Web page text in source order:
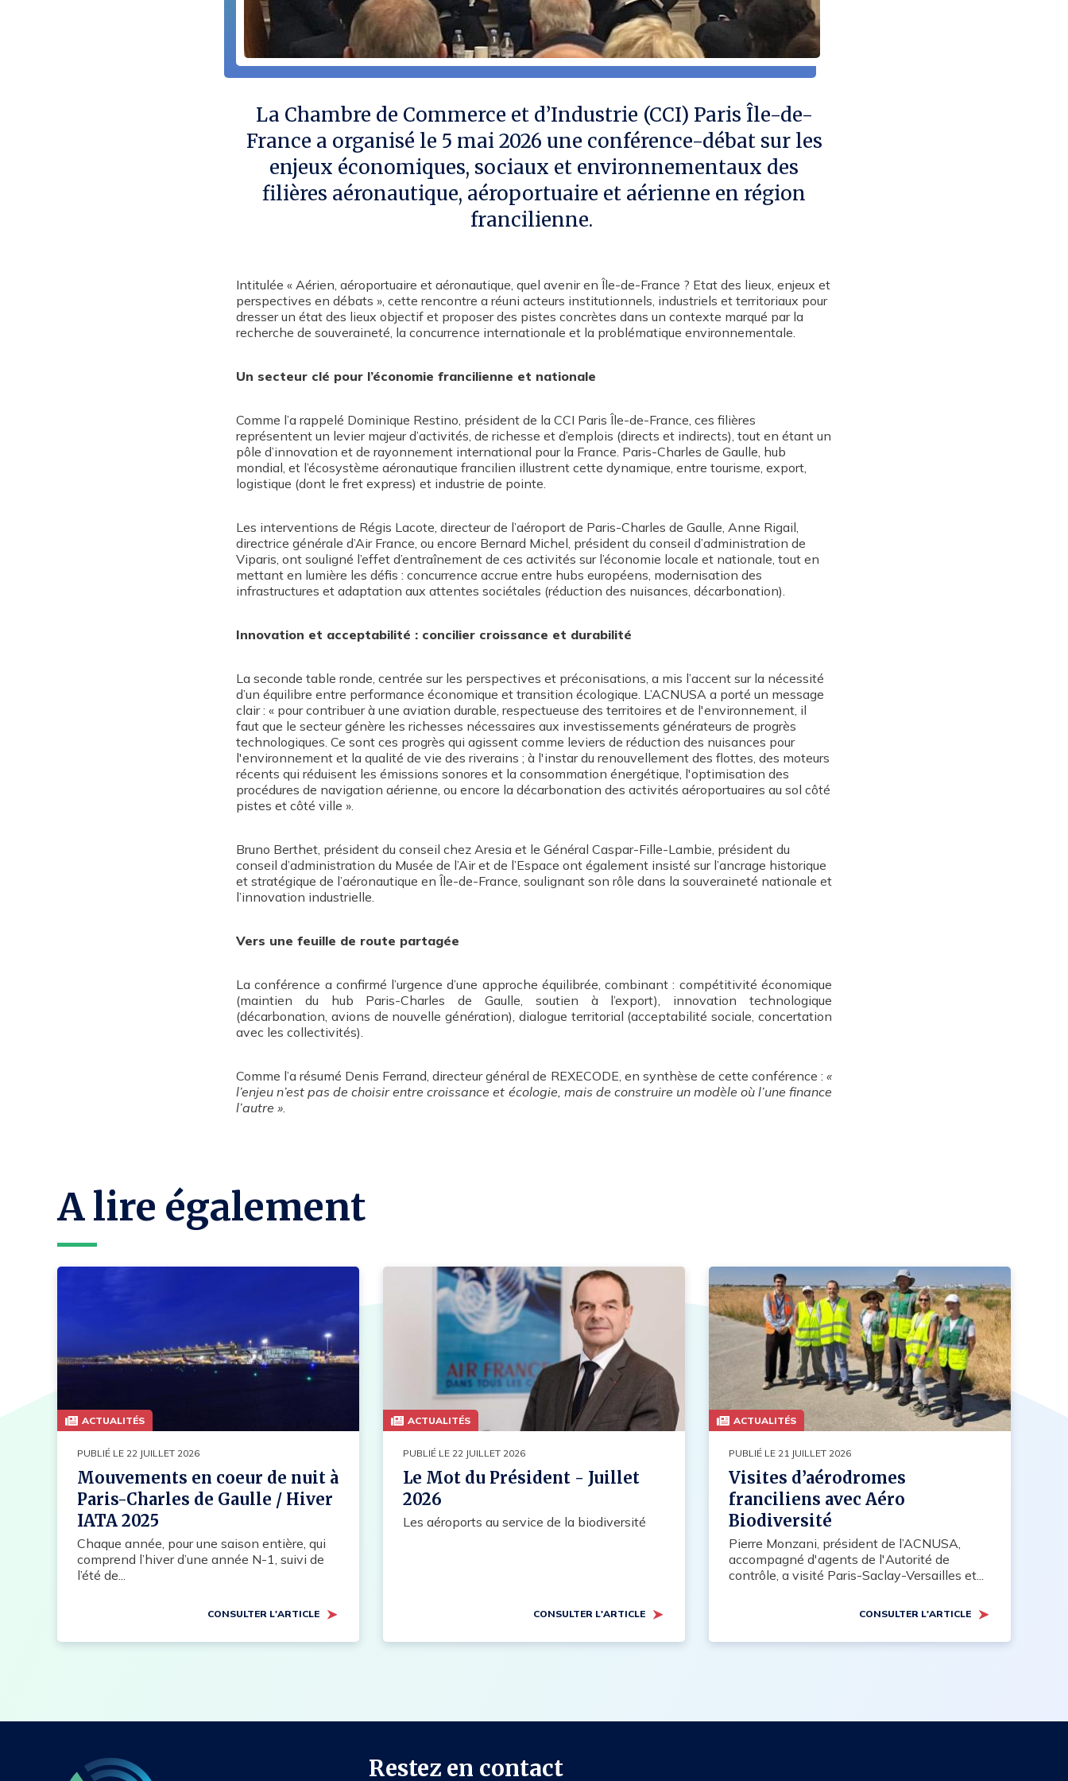
La Chambre de Commerce et d’Industrie (CCI) Paris Île-de-
France a organisé le 5 mai 2026 une conférence-débat sur les
enjeux économiques, sociaux et environnementaux des
filières aéronautique, aéroportuaire et aérienne en région
francilienne.
Intitulée « Aérien, aéroportuaire et aéronautique, quel avenir en Île-de-France ? Etat des lieux, enjeux et
perspectives en débats », cette rencontre a réuni acteurs institutionnels, industriels et territoriaux pour
dresser un état des lieux objectif et proposer des pistes concrètes dans un contexte marqué par la
recherche de souveraineté, la concurrence internationale et la problématique environnementale.
Un secteur clé pour l’économie francilienne et nationale
Comme l’a rappelé Dominique Restino, président de la CCI Paris Île-de-France, ces filières
représentent un levier majeur d’activités, de richesse et d’emplois (directs et indirects), tout en étant un
pôle d’innovation et de rayonnement international pour la France. Paris-Charles de Gaulle, hub
mondial, et l’écosystème aéronautique francilien illustrent cette dynamique, entre tourisme, export,
logistique (dont le fret express) et industrie de pointe.
Les interventions de Régis Lacote, directeur de l’aéroport de Paris-Charles de Gaulle, Anne Rigail,
directrice générale d’Air France, ou encore Bernard Michel, président du conseil d’administration de
Viparis, ont souligné l’effet d’entraînement de ces activités sur l’économie locale et nationale, tout en
mettant en lumière les défis : concurrence accrue entre hubs européens, modernisation des
infrastructures et adaptation aux attentes sociétales (réduction des nuisances, décarbonation).
Innovation et acceptabilité : concilier croissance et durabilité
La seconde table ronde, centrée sur les perspectives et préconisations, a mis l’accent sur la nécessité
d’un équilibre entre performance économique et transition écologique. L’ACNUSA a porté un message
clair : « pour contribuer à une aviation durable, respectueuse des territoires et de l'environnement, il
faut que le secteur génère les richesses nécessaires aux investissements générateurs de progrès
technologiques. Ce sont ces progrès qui agissent comme leviers de réduction des nuisances pour
l'environnement et la qualité de vie des riverains ; à l'instar du renouvellement des flottes, des moteurs
récents qui réduisent les émissions sonores et la consommation énergétique, l'optimisation des
procédures de navigation aérienne, ou encore la décarbonation des activités aéroportuaires au sol côté
pistes et côté ville ».
Bruno Berthet, président du conseil chez Aresia et le Général Caspar-Fille-Lambie, président du
conseil d’administration du Musée de l’Air et de l’Espace ont également insisté sur l’ancrage historique
et stratégique de l’aéronautique en Île-de-France, soulignant son rôle dans la souveraineté nationale et
l’innovation industrielle.
Vers une feuille de route partagée
La conférence a confirmé l’urgence d’une approche équilibrée, combinant : compétitivité économique
(maintien du hub Paris-Charles de Gaulle, soutien à l’export), innovation technologique
(décarbonation, avions de nouvelle génération), dialogue territorial (acceptabilité sociale, concertation
avec les collectivités).
Comme l’a résumé Denis Ferrand, directeur général de REXECODE, en synthèse de cette conférence : «
l’enjeu n’est pas de choisir entre croissance et écologie, mais de construire un modèle où l’une finance
l’autre ».
A lire également
ACTUALITÉS
PUBLIÉ LE 22 JUILLET 2026
Mouvements en coeur de nuit à
Paris-Charles de Gaulle / Hiver
IATA 2025
Chaque année, pour une saison entière, qui
comprend l’hiver d’une année N-1, suivi de
l’été de...
CONSULTER L'ARTICLE
ACTUALITÉS
PUBLIÉ LE 22 JUILLET 2026
Le Mot du Président - Juillet
2026
Les aéroports au service de la biodiversité
CONSULTER L'ARTICLE
ACTUALITÉS
PUBLIÉ LE 21 JUILLET 2026
Visites d’aérodromes
franciliens avec Aéro
Biodiversité
Pierre Monzani, président de l’ACNUSA,
accompagné d'agents de l'Autorité de
contrôle, a visité Paris-Saclay-Versailles et...
CONSULTER L'ARTICLE
Restez en contact